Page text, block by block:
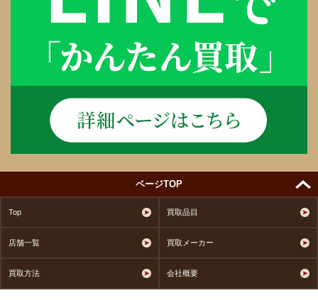
ページTOP
Top 買取品目
店舗一覧 買取メーカー
買取方法 会社概要